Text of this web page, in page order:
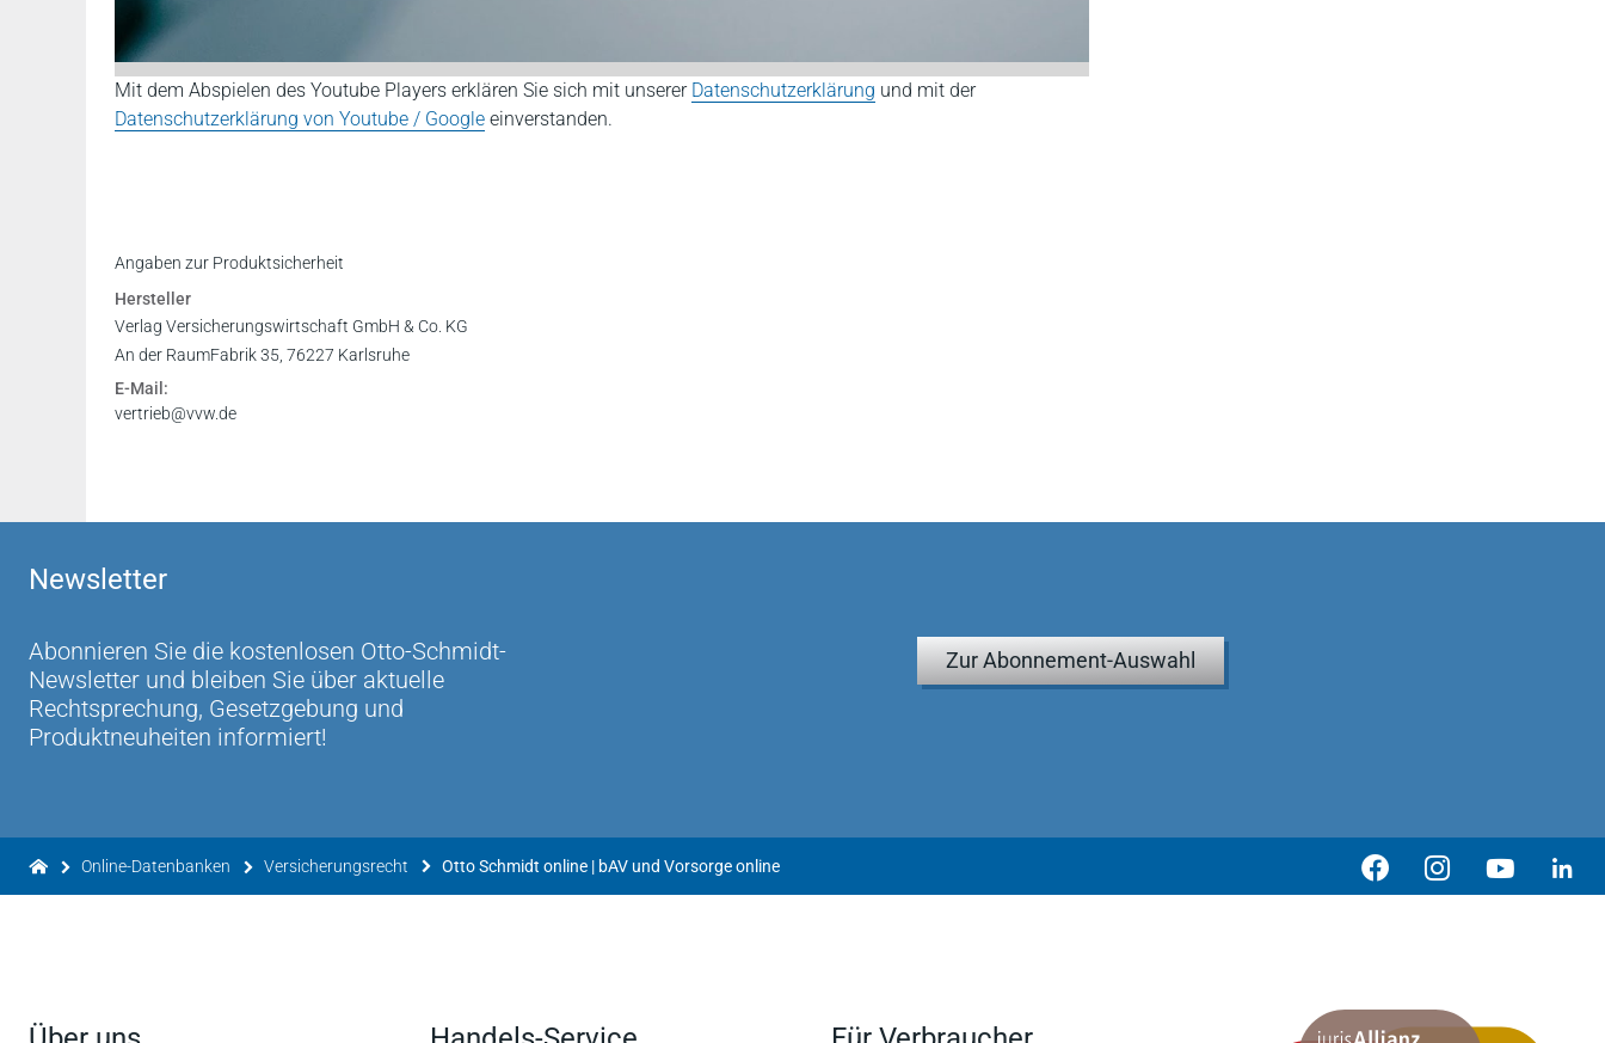
Mit dem Abspielen des Youtube Players erklären Sie sich mit unserer Datenschutzerklärung und mit der
Datenschutzerklärung von Youtube / Google einverstanden.
Angaben zur Produktsicherheit
Hersteller
Verlag Versicherungswirtschaft GmbH & Co. KG
An der RaumFabrik 35, 76227 Karlsruhe
E-Mail:
vertrieb@vvw.de
Newsletter
Abonnieren Sie die kostenlosen Otto-Schmidt-
Newsletter und bleiben Sie über aktuelle
Rechtsprechung, Gesetzgebung und
Produktneuheiten informiert!
Zur Abonnement-Auswahl
Online-Datenbanken Versicherungsrecht Otto Schmidt online | bAV und Vorsorge online